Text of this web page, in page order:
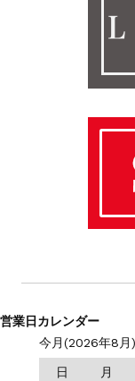
営業日カレンダー
今月(2026年8月)
日 月